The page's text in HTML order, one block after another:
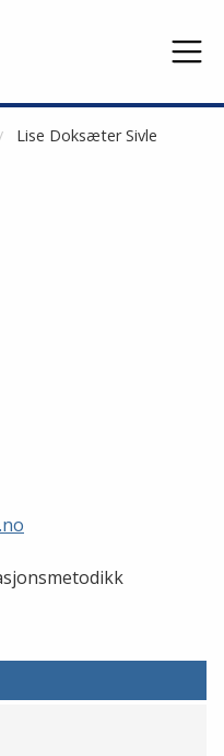
Lise Doksæter Sivle